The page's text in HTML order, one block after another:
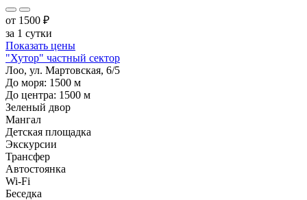
от 1500 ₽
за 1 сутки
Показать цены
"Хутор" частный сектор
Лоо, ул. Мартовская, 6/5
До моря: 1500 м
До центра: 1500 м
Зеленый двор
Мангал
Детская площадка
Экскурсии
Трансфер
Автостоянка
Wi-Fi
Беседка